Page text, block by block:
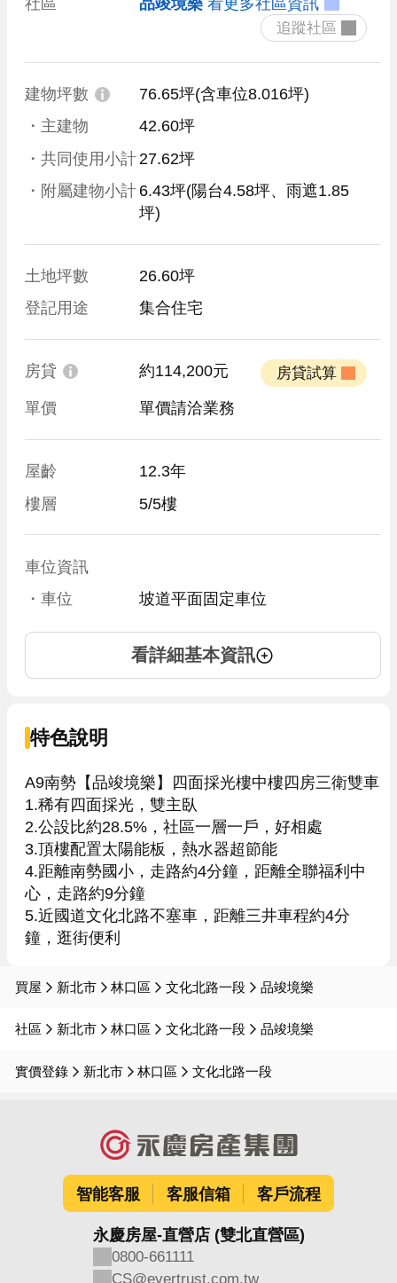
社區
品竣境樂 看更多社區資訊
建物坪數 76.65坪(含車位8.016坪)
・主建物
42.60坪
・共同使用小計 27.62坪
・附屬建物小計 6.43坪(陽台4.58坪、雨遮1.85
坪)
土地坪數
26.60坪
登記用途
集合住宅
房貸 約114,200元
單價 單價請洽業務
屋齡
12.3年
樓層
5/5樓
車位資訊
・車位
坡道平面固定車位
看詳細基本資訊
特色說明
A9南勢【品竣境樂】四面採光樓中樓四房三衛雙車
1.稀有四面採光，雙主臥
2.公設比約28.5%，社區一層一戶，好相處
3.頂樓配置太陽能板，熱水器超節能
4.距離南勢國小，走路約4分鐘，距離全聯福利中
心，走路約9分鐘
5.近國道文化北路不塞車，距離三井車程約4分
鐘，逛街便利
買屋 新北市 林口區 文化北路一段 品竣境樂
社區 新北市 林口區 文化北路一段 品竣境樂
實價登錄 新北市 林口區 文化北路一段
智能客服 客服信箱 客戶流程
永慶房屋-直營店 (雙北直營區)
0800-661111
CS@evertrust.com.tw